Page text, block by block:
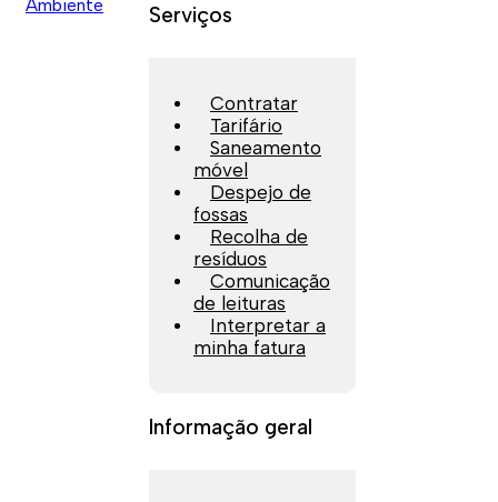
Serviços
Contratar
Tarifário
Saneamento
móvel
Despejo de
fossas
Recolha de
resíduos
Comunicação
de leituras
Interpretar a
minha fatura
Informação geral